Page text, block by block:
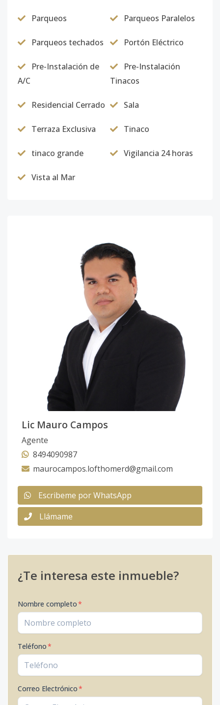
Parqueos Parqueos Paralelos
Parqueos techados Portón Eléctrico
Pre-Instalación de
A/C
Pre-Instalación
Tinacos
Residencial Cerrado Sala
Terraza Exclusiva Tinaco
tinaco grande Vigilancia 24 horas
Vista al Mar
Lic Mauro Campos
Agente
8494090987
maurocampos.lofthomerd@gmail.com
Escribeme por WhatsApp
Llámame
¿Te interesa este inmueble?
Nombre completo*
Teléfono*
Correo Electrónico*